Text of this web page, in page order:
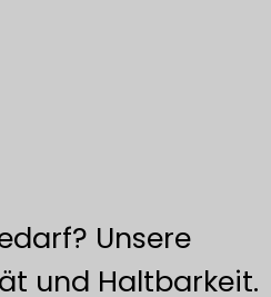
Unsere
und Haltbarkeit.